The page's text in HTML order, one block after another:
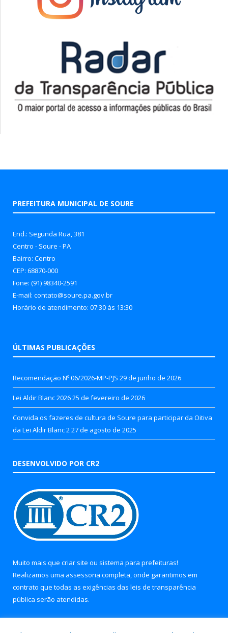
PREFEITURA MUNICIPAL DE SOURE
End.: Segunda Rua, 381
Centro - Soure - PA
Bairro: Centro
CEP: 68870-000
Fone: (91) 98340-2591
E-mail: contato@soure.pa.gov.br
Horário de atendimento: 07:30 às 13:30
ÚLTIMAS PUBLICAÇÕES
Recomendação Nº 06/2026-MP-PJS 29 de junho de 2026
Lei Aldir Blanc 202625 de fevereiro de 2026
Convida os fazeres de cultura de Soure para participar da Oitiva
da Lei Aldir Blanc 2 27 de agosto de 2025
DESENVOLVIDO POR CR2
Muito mais que criar site ou sistema para prefeituras!
Realizamos uma assessoria completa, onde garantimos em
contrato que todas as exigências das leis de transparência
pública serão atendidas.